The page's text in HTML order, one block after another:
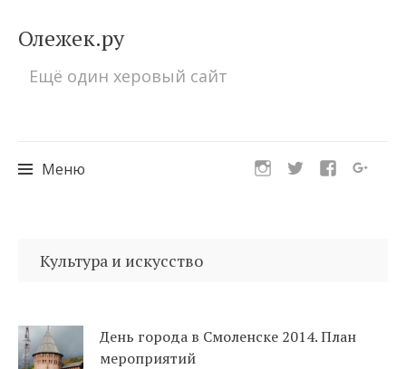
Олежек.ру
Ещё один херовый сайт
Меню
кКультура и искусство
День города в Смоленске 2014. План
мероприятий